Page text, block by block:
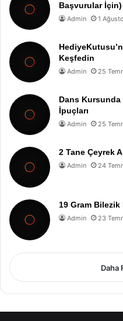
Başvurular İçin)
Admin 1
Keşfedin
Admin 25
Dans Kursunda
İpuçları
Admin 25
2 Tane Çeyrek
Admin 24
19 Gram Bilezik
Admin 23
Daha